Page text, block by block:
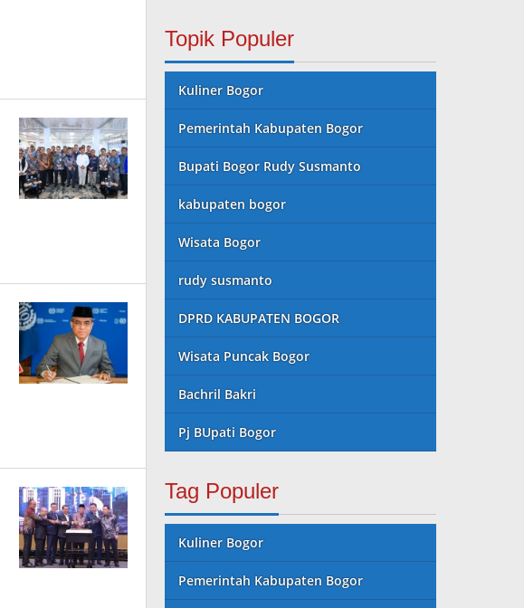
Topik Populer
Kuliner Bogor
Pemerintah Kabupaten Bogor
Bupati Bogor Rudy Susmanto
kabupaten bogor
Wisata Bogor
rudy susmanto
DPRD KABUPATEN BOGOR
Wisata Puncak Bogor
Bachril Bakri
Pj BUpati Bogor
Tag Populer
Kuliner Bogor
Pemerintah Kabupaten Bogor